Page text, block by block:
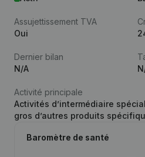
Assujettissement TVA
Oui
Dernier bilan
N/A
Activité principale
Activités d’intermédiaire
gros d’autres produits
Baromètre de santé